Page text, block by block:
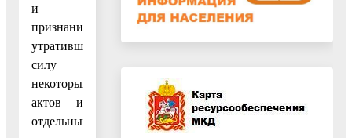
и
признании
утратившими
силу
некоторых
актов и
отдельных